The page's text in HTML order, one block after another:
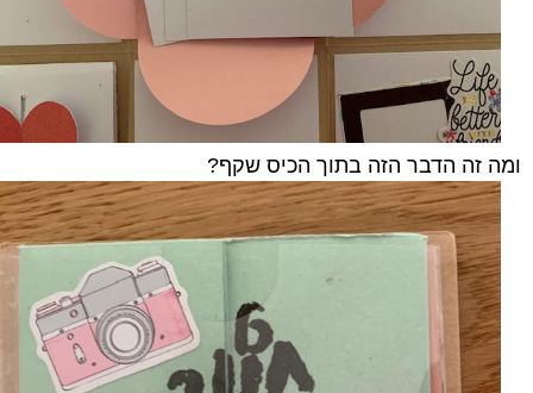
ומה זה הדבר הזה בתוך הכיס שקף?